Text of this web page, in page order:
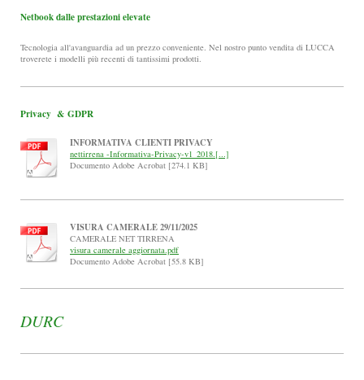
Netbook dalle prestazioni elevate
Tecnologia all'avanguardia ad un prezzo conveniente. Nel nostro punto vendita di LUCCA
troverete i modelli più recenti di tantissimi prodotti.
Privacy & GDPR
INFORMATIVA CLIENTI PRIVACY
nettirrena -Informativa-Privacy-v1_2018.[...]
Documento Adobe Acrobat [274.1 KB]
VISURA CAMERALE 29/11/2025
CAMERALE NET TIRRENA
visura camerale aggiornata.pdf
Documento Adobe Acrobat [55.8 KB]
DURC